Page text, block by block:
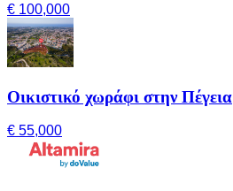
€ 100,000
Οικιστικό χωράφι στην Πέγεια
€ 55,000